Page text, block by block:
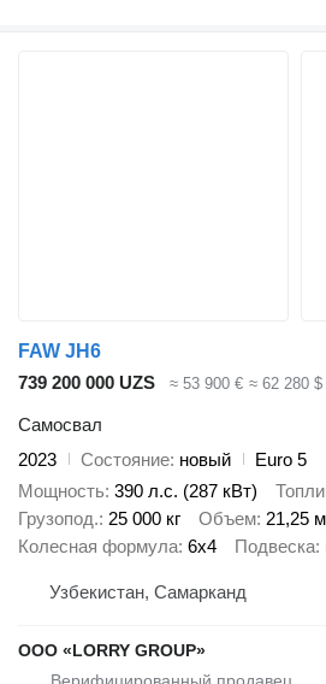
FAW JH6
739 200 000 UZS
≈ 53 900 € ≈ 62 280 $
Самосвал
2023
Состояние новый
Euro 5
Мощность 390 л.с. (287 кВт)
Грузопод. 25 000 кг Объем 21,25
Колесная формула 6x4 Подвеска
Узбекистан, Самарканд
ООО «LORRY GROUP»